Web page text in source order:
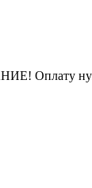
нужно